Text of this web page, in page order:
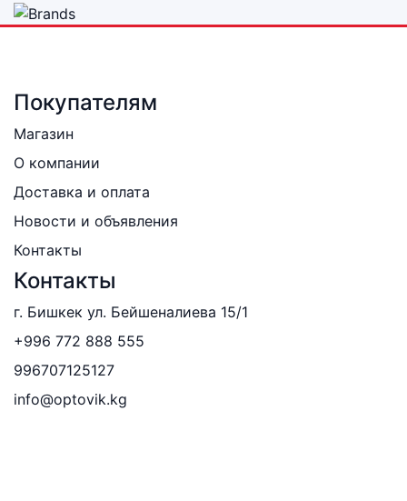
Покупателям
Магазин
О компании
Доставка и оплата
Новости и объявления
Контакты
Контакты
г. Бишкек ул. Бейшеналиева 15/1
+996 772 888 555
996707125127
info@optovik.kg